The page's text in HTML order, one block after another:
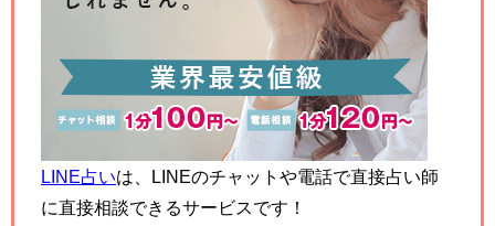
LINE占いは、LINEのチャットや電話で直接占い師
に直接相談できるサービスです！